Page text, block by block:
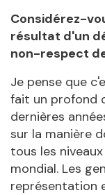
Considérez-
résultat d'un
non-respect
Je pense que
fait un profond
dernières
sur la manière
tous les
mondial. Les
représentation